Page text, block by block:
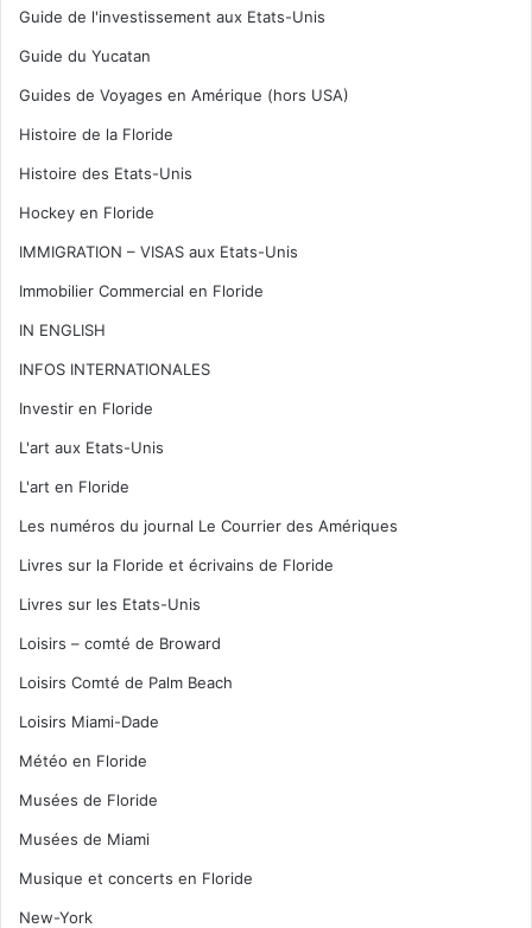
Guide de l'investissement aux Etats-Unis
Guide du Yucatan
Guides de Voyages en Amérique (hors USA)
Histoire de la Floride
Histoire des Etats-Unis
Hockey en Floride
IMMIGRATION – VISAS aux Etats-Unis
Immobilier Commercial en Floride
IN ENGLISH
INFOS INTERNATIONALES
Investir en Floride
L'art aux Etats-Unis
L'art en Floride
Les numéros du journal Le Courrier des Amériques
Livres sur la Floride et écrivains de Floride
Livres sur les Etats-Unis
Loisirs – comté de Broward
Loisirs Comté de Palm Beach
Loisirs Miami-Dade
Météo en Floride
Musées de Floride
Musées de Miami
Musique et concerts en Floride
New-York